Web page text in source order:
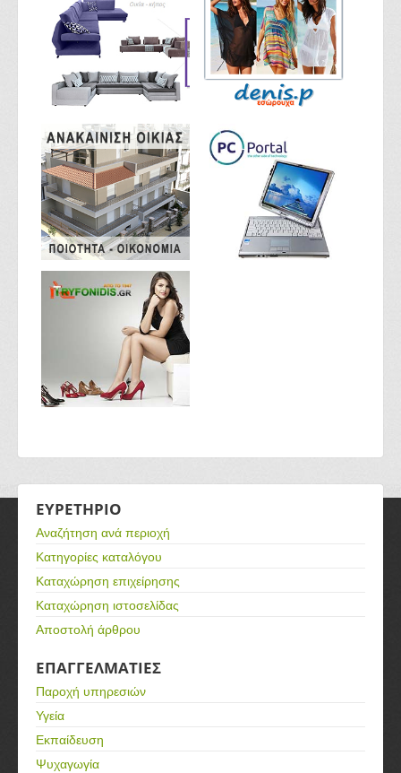
ΕΥΡΕΤΗΡΙΟ
Αναζήτηση ανά περιοχή
Κατηγορίες καταλόγου
Καταχώρηση επιχείρησης
Καταχώρηση ιστοσελίδας
Αποστολή άρθρου
ΕΠΑΓΓΕΛΜΑΤΙΕΣ
Παροχή υπηρεσιών
Υγεία
Εκπαίδευση
Ψυχαγωγία